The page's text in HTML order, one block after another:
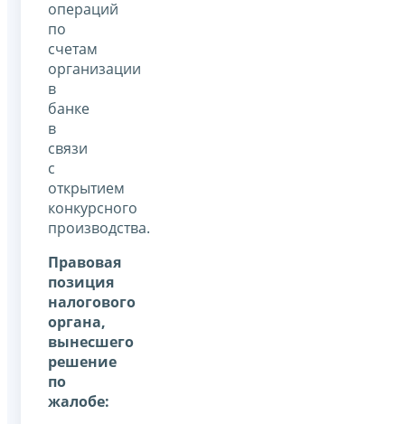
операций
по
счетам
организации
в
банке
в
связи
с
открытием
конкурсного
производства.
Правовая
позиция
налогового
органа,
вынесшего
решение
по
жалобе: